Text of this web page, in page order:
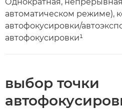
автоматическом режиме),
автофокусировки/
автофокусировки¹
выбор точки